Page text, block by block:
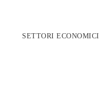
SETTORI ECONOMICI